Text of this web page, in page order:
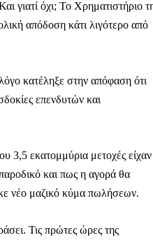
γιατί όχι; Το Χρηματιστήριο
απόδοση κάτι λιγότερο από
κατέληξε στην απόφαση ότι
επενδυτών και
3,5 εκατομμύρια μετοχές είχαν
και πως η αγορά θα
νέο μαζικό κύμα πωλήσεων.
Τις πρώτες ώρες της